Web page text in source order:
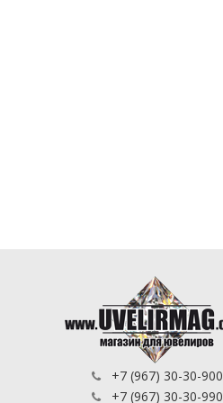
+7 (967) 30-30-900
+7 (967) 30-30-990